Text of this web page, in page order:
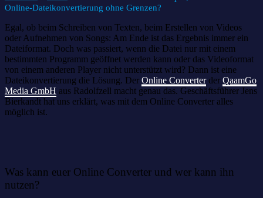
Online-Dateikonvertierung ohne Grenzen?
Egal, ob beim Schreiben von Texten, beim Erstellen von Videos
oder Aufnehmen von Songs: Am Ende ist das Ergebnis immer ein
Dateiformat. Doch was passiert, wenn die Datei nur mit einem
bestimmten Programm geöffnet werden kann oder das Videoformat
von einem anderen Player nicht unterstützt wird? Dann ist eine
Dateikonvertierung die Lösung. Der Online Converterder QaamGo
Media GmbH aus Radolfzell macht genau das. Geschäftsführer Jens
Bierkandt hat uns erklärt, was mit dem Online Converter alles
möglich ist.
Was kann euer Online Converter und wer kann ihn
nutzen?